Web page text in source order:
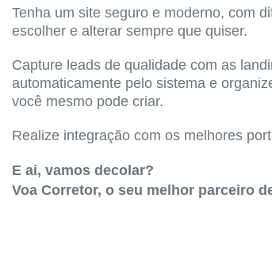
Tenha um site seguro e moderno, com
escolher e alterar sempre que quiser.
Capture leads de qualidade com as
automaticamente pelo sistema e
você mesmo pode criar.
Realize integração com os melhores
E ai, vamos decolar?
Voa Corretor, o seu melhor parceiro